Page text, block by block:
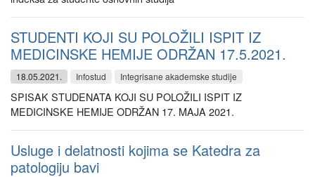
STUDENTI KOJI SU POLOŽILI ISPIT IZ
MEDICINSKE HEMIJE ODRŽAN 17.5.2021.
18.05.2021. Infostud Integrisane akademske studije
SPISAK STUDENATA KOJI SU POLOŽILI ISPIT IZ
MEDICINSKE HEMIJE ODRŽAN 17. MAJA 2021.
Usluge i delatnosti kojima se Katedra za
patologiju bavi